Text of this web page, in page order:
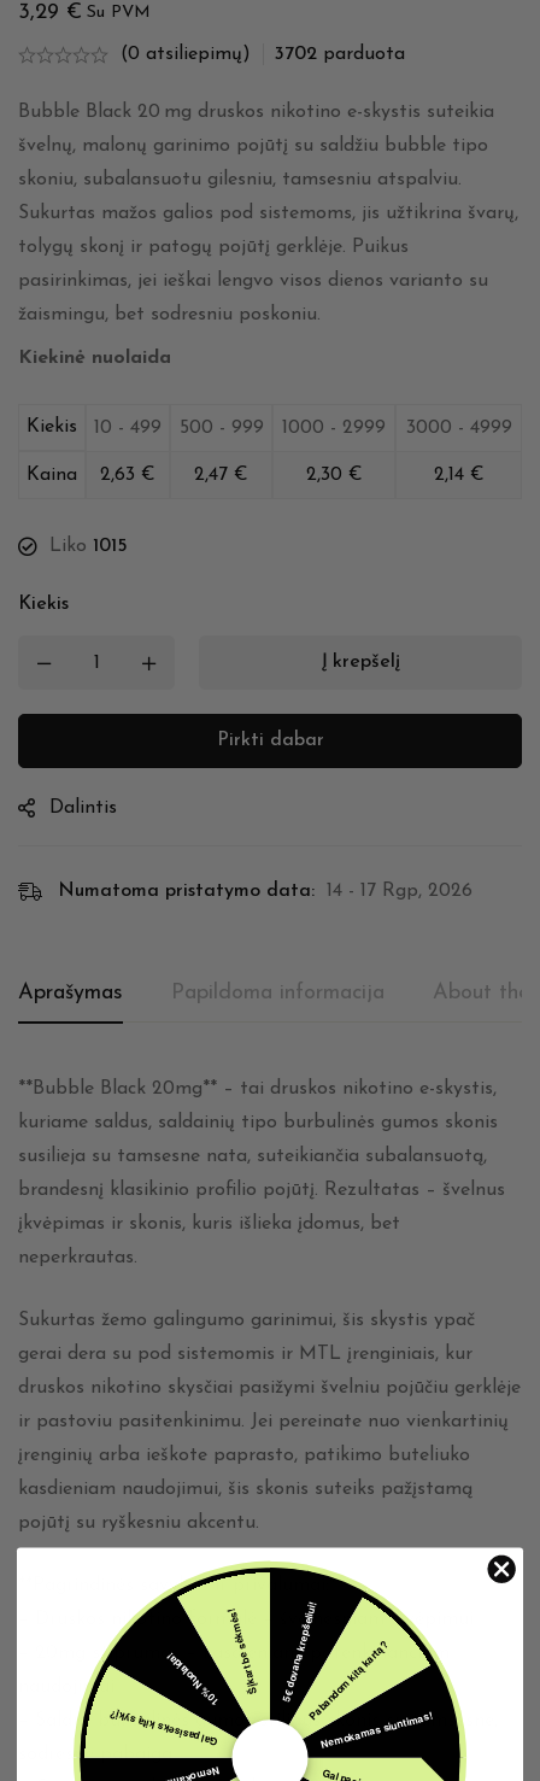
3,29 € Su PVM
(0 atsiliepimų) 3702 parduota
Bubble Black 20 mg druskos nikotino e-skystis suteikia
švelnų, malonų garinimo pojūtį su saldžiu bubble tipo
skoniu, subalansuotu gilesniu, tamsesniu atspalviu.
Sukurtas mažos galios pod sistemoms, jis užtikrina švarų,
tolygų skonį ir patogų pojūtį gerklėje. Puikus
pasirinkimas, jei ieškai lengvo visos dienos varianto su
žaismingu, bet sodresniu poskoniu.
Kiekinė nuolaida
Kiekis 10 - 499 500 - 999 1000 - 2999 3000 - 4999
Kaina 2,63 € 2,47 € 2,30 € 2,14 €
Liko 1015
Kiekis
Į krepšelį
Pirkti dabar
Dalintis
Numatoma pristatymo data: 14 - 17 Rgp, 2026
Aprašymas Papildoma informacija About the
**Bubble Black 20mg** – tai druskos nikotino e-skystis,
kuriame saldus, saldainių tipo burbulinės gumos skonis
susilieja su tamsesne nata, suteikiančia subalansuotą,
brandesnį klasikinio profilio pojūtį. Rezultatas – švelnus
įkvėpimas ir skonis, kuris išlieka įdomus, bet
neperkrautas.
Sukurtas žemo galingumo garinimui, šis skystis ypač
gerai dera su pod sistemomis ir MTL įrenginiais, kur
druskos nikotino skysčiai pasižymi švelniu pojūčiu gerklėje
ir pastoviu pasitenkinimu. Jei pereinate nuo vienkartinių
įrenginių arba ieškote paprasto, patikimo buteliuko
kasdieniam naudojimui, šis skonis suteiks pažįstamą
pojūtį su ryškesniu akcentu.
**Pagrindinės savybės ir privalumai:**
– Druskos nikotino formulė – švelnesniam įkvėpimui
– 20mg stiprumas – kasdieniam, patenkinančiam
naudojimui
– Saldus burbulinės gumos stiliaus skonis su tamsesne,
sodresne pabaiga
5€ dovana krepšeliui!Pabandom kitą kartą?
Nemokamas siuntimas!
Gal pasiseks kitą sykį?
10% Nuolaida!Šįkart be sėkmės!